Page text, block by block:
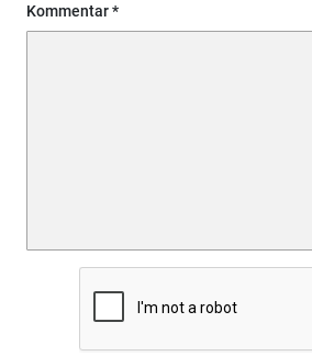
Kommentar